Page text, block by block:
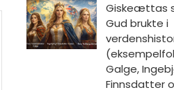
Giskeættas
Gud brukte i
Galge,
Finnsdatter